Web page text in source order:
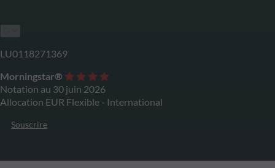
LU0118271369
Morningstar®
Notation au 30 juin 2026
Allocation EUR Flexible - International
Souscrire